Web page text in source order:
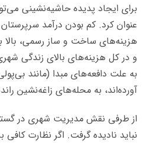
برای ایجاد پدیده‌ حاشیه‌نشینی
عنوان کرد. کم بودن درآمد
هزینه‌های ساخت و ساز رسمی، بالا
و در کل هزینه‌های بالای زندگی
به علت دافعه‌های مبدا (مانند
آورده‌اند، به محله‌های زاغه‌نشین
از طرفی نقش مدیریت شهری در
نباید نادیده گرفت. اگر نظارت